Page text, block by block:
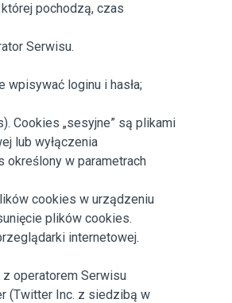
pochodzą, czas
Serwisu.
loginu i hasła;
Cookies „sesyjne” są plikami
lub wyłączenia
określony w parametrach
cookies w urządzeniu
plików cookies.
internetowej.
operatorem Serwisu
(Twitter Inc. z siedzibą w